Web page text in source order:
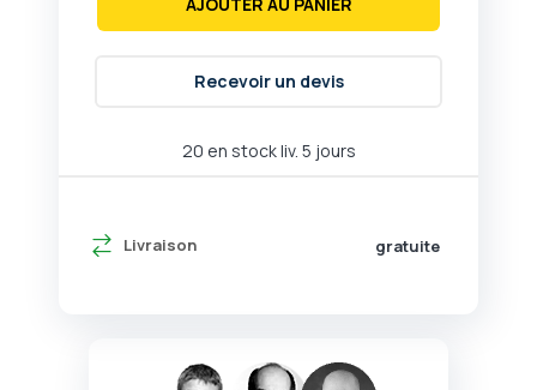
20 en stock liv. 5 jours
Livraison gratuite
Recevoir un devis